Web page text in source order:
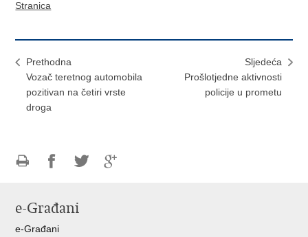
Stranica
Prethodna
Vozač teretnog automobila
pozitivan na četiri vrste
droga
Sljedeća
Prošlotjedne aktivnosti
policije u prometu
FacebookuTwitteru
e-Građani
e-Građani